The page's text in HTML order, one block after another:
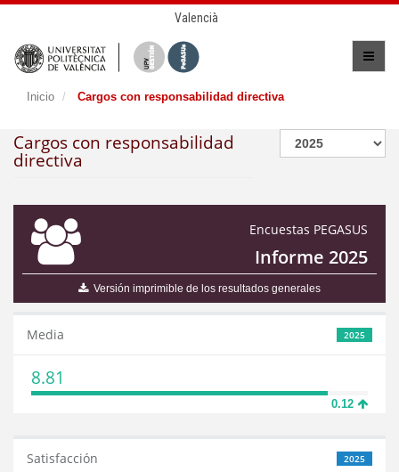
Valencià
Inicio Cargos con responsabilidad directiva
Cargos con responsabilidad
directiva
Encuestas PEGASUS
Informe 2025
Versión imprimible de los resultados generales
2025
Media
8.81
0.12
2025
Satisfacción